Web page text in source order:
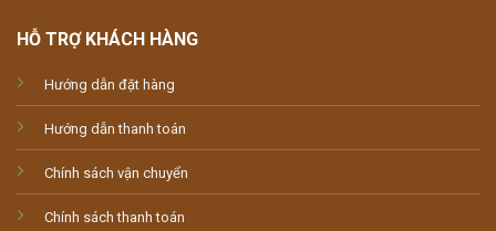
HỖ TRỢ KHÁCH HÀNG
Hướng dẫn đặt hàng
Hướng dẫn thanh toán
Chính sách vận chuyển
Chính sách thanh toán